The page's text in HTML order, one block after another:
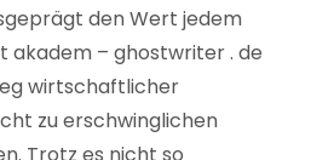
den Wert jedem
akadem – ghostwriter . de
wirtschaftlicher
zu erschwinglichen